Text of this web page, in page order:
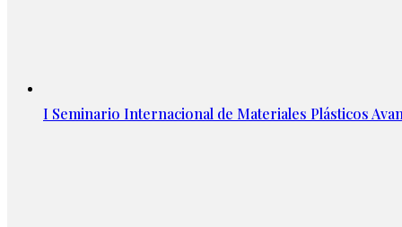
I Seminario Internacional de Materiales Plásticos